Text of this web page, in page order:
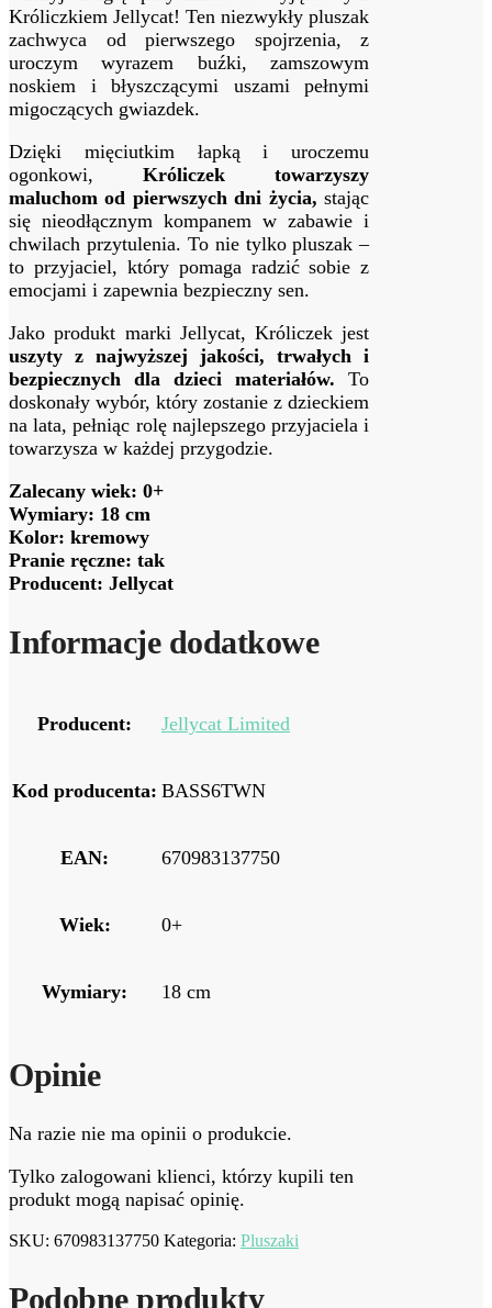
Króliczkiem Jellycat! Ten niezwykły pluszak
zachwyca od pierwszego spojrzenia, z
uroczym wyrazem buźki, zamszowym
noskiem i błyszczącymi uszami pełnymi
migoczących gwiazdek.
Dzięki mięciutkim łapką i uroczemu
ogonkowi,Króliczek towarzyszy
maluchom od pierwszych dni życia, stając
się nieodłącznym kompanem w zabawie i
chwilach przytulenia. To nie tylko pluszak –
to przyjaciel, który pomaga radzić sobie z
emocjami i zapewnia bezpieczny sen.
Jako produkt marki Jellycat, Króliczek jest
uszyty z najwyższej jakości, trwałych i
bezpiecznych dla dzieci materiałów. To
doskonały wybór, który zostanie z dzieckiem
na lata, pełniąc rolę najlepszego przyjaciela i
towarzysza w każdej przygodzie.
Zalecany wiek: 0+
Wymiary: 18 cm
Kolor: kremowy
Pranie ręczne: tak
Producent: Jellycat
Informacje dodatkowe
Producent: Jellycat Limited
Kod producenta: BASS6TWN
EAN: 670983137750
Wiek: 0+
Wymiary: 18 cm
Opinie
Na razie nie ma opinii o produkcie.
Tylko zalogowani klienci, którzy kupili ten
produkt mogą napisać opinię.
SKU: 670983137750 Kategoria: Pluszaki
Podobne produkty